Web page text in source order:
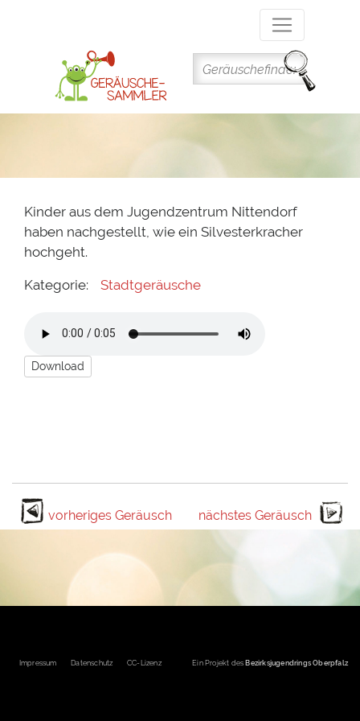
Inhalt
Kinder aus dem Jugendzentrum Nittendorf
haben nachgestellt, wie ein Silvesterkracher
hochgeht.
Kategorie: Stadtgeräusche
Download
vorheriges Geräusch nächstes Geräusch
Impressum Datenschutz CC-Lizenz Ein Projekt des Bezirksjugendrings Oberpfalz